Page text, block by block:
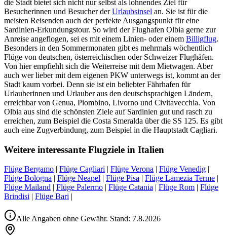
die Stadt bietet sich nicht nur selbst als lohnendes Ziel für
Besucherinnen und Besucher derUrlaubsinsel an. Sie ist für die
meisten Reisenden auch der perfekte Ausgangspunkt für eine
Sardinien-Erkundungstour. So wird der Flughafen Olbia gerne zur
Anreise angeflogen, sei es mit einem Linien- oder einem Billigflug.
Besonders in den Sommermonaten gibt es mehrmals wöchentlich
Flüge von deutschen, österreichischen oder Schweizer Flughäfen.
Von hier empfiehlt sich die Weiterreise mit dem Mietwagen. Aber
auch wer lieber mit dem eigenen PKW unterwegs ist, kommt an der
Stadt kaum vorbei. Denn sie ist ein beliebter Fährhafen für
Urlauberinnen und Urlauber aus den deutschsprachigen Ländern,
erreichbar von Genua, Piombino, Livorno und Civitavecchia. Von
Olbia aus sind die schönsten Ziele auf Sardinien gut und rasch zu
erreichen, zum Beispiel die Costa Smeralda über die SS 125. Es gibt
auch eine Zugverbindung, zum Beispiel in die Hauptstadt Cagliari.
Weitere interessante Flugziele in Italien
Flüge Bergamo | Flüge Cagliari | Flüge Verona | Flüge Venedig |
Flüge Bologna | Flüge Neapel | Flüge Pisa | Flüge Lamezia Terme |
Flüge Mailand | Flüge Palermo | Flüge Catania | Flüge Rom | Flüge
Brindisi | Flüge Bari |
Alle Angaben ohne Gewähr. Stand: 7.8.2026